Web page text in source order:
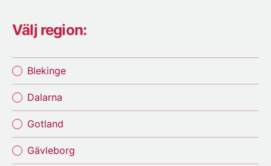
Välj region:
Blekinge
Dalarna
Gotland
Gävleborg